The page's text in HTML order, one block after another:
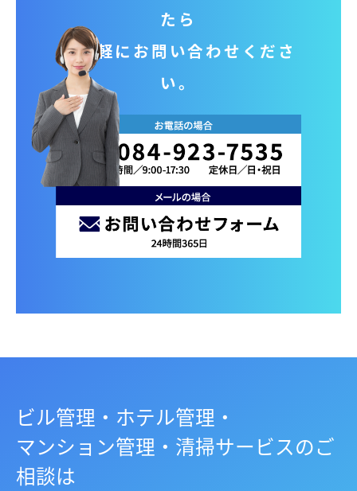
たら
お気軽にお問い合わせくださ
い。
ビル管理・ホテル管理・
マンション管理・清掃サービスのご
相談は